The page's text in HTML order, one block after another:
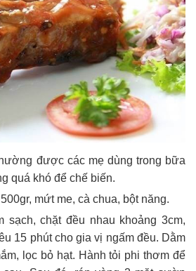
được các mẹ dùng trong bữa
quá khó để chế biến.
mứt me, cà chua, bột năng.
sạch, chặt đều nhau khoảng 3cm,
15 phút cho gia vị ngấm đều. Dằm
lọc bỏ hạt. Hành tỏi phi thơm để